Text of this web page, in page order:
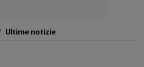
Ultime notizie